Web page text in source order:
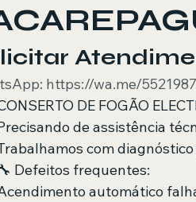
https://wa.me/
DE FOGÃO
de assistência
com
Defeitos frequentes:
automático